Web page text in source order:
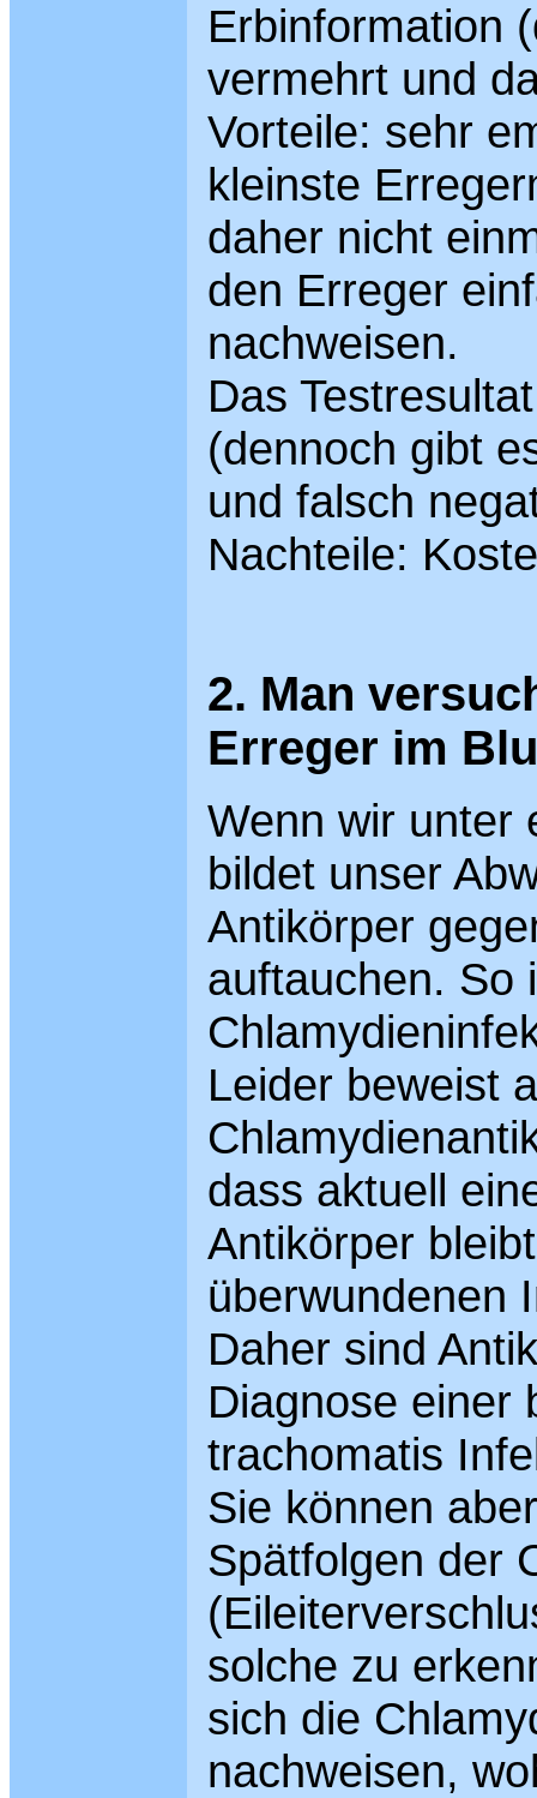
Erbinformation
vermehrt und
Vorteile: sehr
kleinste
daher nicht
den Erreger
nachweisen.
Das
(dennoch gibt
und falsch
Nachteile:
2. Man
Erreger im
Wenn wir unter
bildet unser
Antikörper
auftauchen. So
Leider beweist
dass aktuell
Antikörper
überwundenen
Daher sind
Diagnose einer
trachomatis
Sie können
Spätfolgen der
solche zu
sich die
nachweisen,